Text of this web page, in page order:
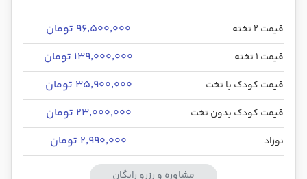
قیمت 2 تخته ۹۶٬۵۰۰٬۰۰۰ تومان
قیمت 1 تخته ۱۳۹٬۰۰۰٬۰۰۰ تومان
قیمت کودک با تخت ۳۵٬۹۰۰٬۰۰۰ تومان
قیمت کودک بدون تخت ۲۳٬۰۰۰٬۰۰۰ تومان
نوزاد ۲٬۹۹۰٬۰۰۰ تومان
مشاوره و رزرو رایگان